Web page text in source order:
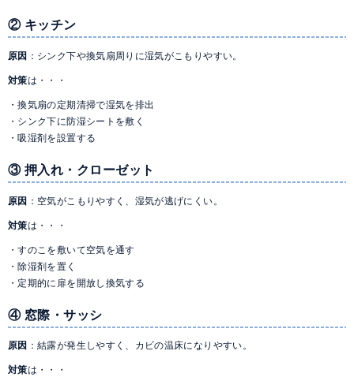
② キッチン
原因 ：シンク下や換気扇周りに湿気がこもりやすい。
対策は・・・
換気扇の定期清掃で湿気を排出
シンク下に防湿シートを敷く
吸湿剤を設置する
③ 押入れ・クローゼット
原因 ：空気がこもりやすく、湿気が逃げにくい。
対策は・・・
すのこを敷いて空気を通す
除湿剤を置く
定期的に扉を開放し換気する
④ 窓際・サッシ
原因 ：結露が発生しやすく、カビの温床になりやすい。
対策は・・・